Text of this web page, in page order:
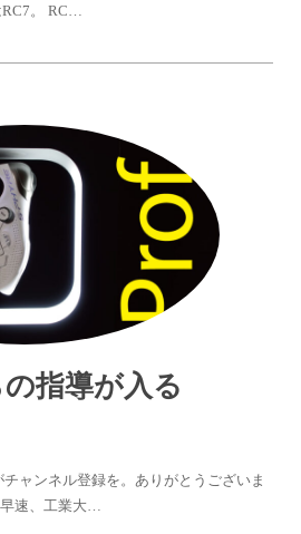
。 RC…
指導が入る
ャンネル登録を。ありがとうございま
速、工業大…